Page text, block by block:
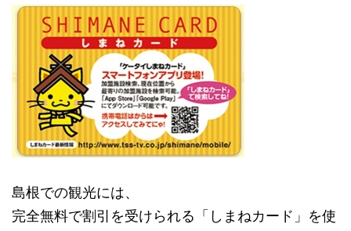
島根での観光には、
完全無料で割引を受けられる「しまねカード」を使